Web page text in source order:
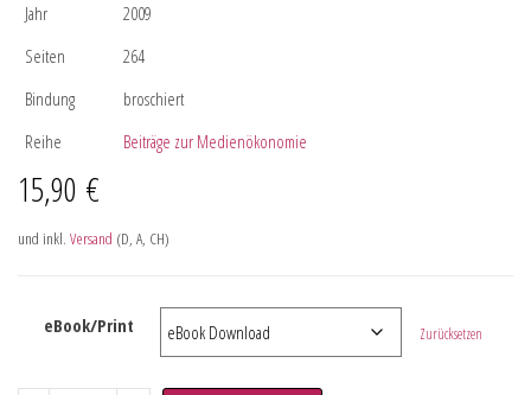
Jahr
2009
Seiten
264
Bindung
broschiert
Reihe
Beiträge zur Medienökonomie
15,90 €
und inkl. Versand (D, A, CH)
eBook/Print Zurücksetzen